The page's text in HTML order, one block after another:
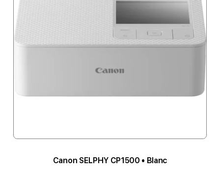
Canon SELPHY CP1500 • Blanc